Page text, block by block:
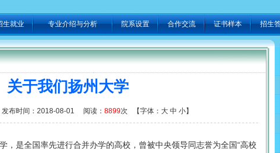
生就业 专业介绍与分析 院系设置 合作交流 证书样本 招生
关于我们扬州大学
布时间：2018-08-01 阅读： 8899次 【字体： 大 中 小】
，是全国率先进行合并办学的高校，曾被中央领导同志誉为全国“高校